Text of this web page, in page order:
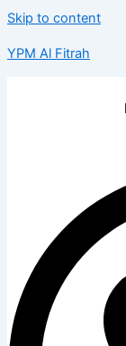
Skip to content
YPM Al Fitrah